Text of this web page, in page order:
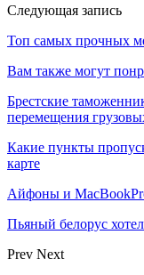
Следующая запись
Топ самых прочных
Вам также могут
Брестские
перемещения
Какие пункты
карте
Айфоны и
Пьяный белорус
Prev Next